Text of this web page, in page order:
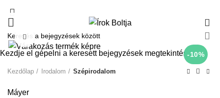
-10%
Click to enlarge
Kezdőlap Irodalom Szépirodalom
Máyer
Kezdje el gépelni a keresett bejegyzések megtekintéséhez.